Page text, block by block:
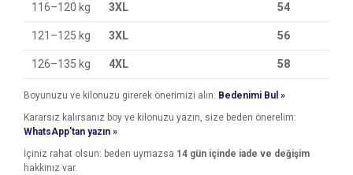
116–120 kg 3XL 54
121–125 kg 3XL 56
126–135 kg 4XL 58
Boyunuzu ve kilonuzu girerek önerimizi alın: Bedenimi Bul »
Kararsız kalırsanız boy ve kilonuzu yazın, size beden önerelim:
WhatsApp'tan yazın »
İçiniz rahat olsun: beden uymazsa 14 gün içinde iade ve değişim
hakkınız var.